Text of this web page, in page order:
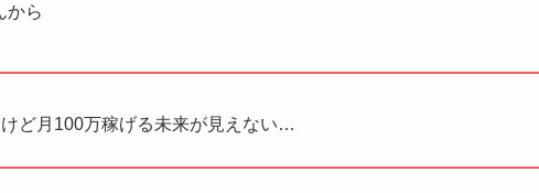
から
ど月100万稼げる未来が見えない…